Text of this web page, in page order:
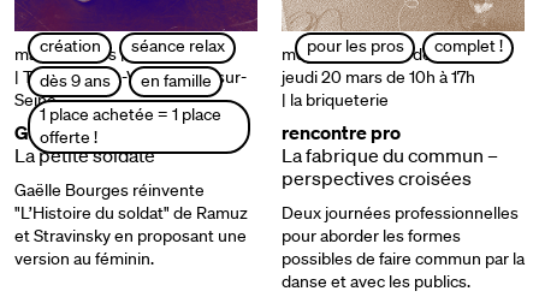
création
séance relax
dès 9 ans
en famille
1 place achetée = 1 place
offerte !
mardi 18 mars | 19h
| Théâtre Jean-Vilar – Vitry-sur-
Seine
Gaëlle Bourges
La petite soldate
Gaëlle Bourges réinvente
"L’Histoire du soldat" de Ramuz
et Stravinsky en proposant une
version au féminin.
pour les pros complet !
mercredi 19 mars de 14h à 18h |
jeudi 20 mars de 10h à 17h
| la briqueterie
rencontre pro
La fabrique du commun –
perspectives croisées
Deux journées professionnelles
pour aborder les formes
possibles de faire commun par la
danse et avec les publics.